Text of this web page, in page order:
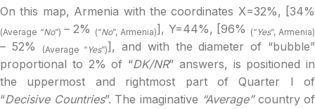
On this map, Armenia with the coordinates Х=32%, [34%
(Average “No”) – 2% (“No”, Armenia)], Y=44%, [96% (“Yes”, Armenia)
– 52% (Average “Yes”)], and with the diameter of “bubble”
proportional to 2% of “DK/NR” answers, is positioned in
the uppermost and rightmost part of Quarter I of
“Decisive Countries”. The imaginative “Average” country of